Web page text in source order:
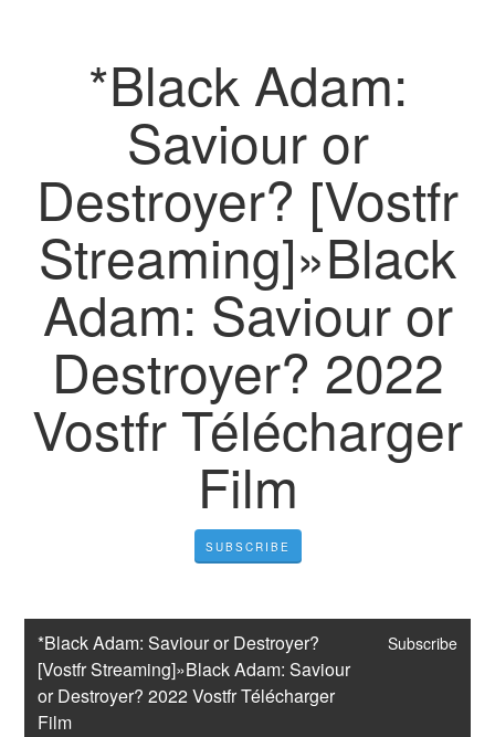
*Black Adam:
Saviour or
Destroyer? [Vostfr
Streaming]»Black
Adam: Saviour or
Destroyer? 2022
Vostfr Télécharger
Film
SUBSCRIBE
*Black Adam: Saviour or Destroyer?
[Vostfr Streaming]»Black Adam: Saviour
or Destroyer? 2022 Vostfr Télécharger
Film
Subscribe